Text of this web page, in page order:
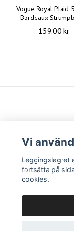
Vogue Royal Plaid
Bordeaux
159.00 kr
Vi
Leggingslagret
fortsätta på
cookies.